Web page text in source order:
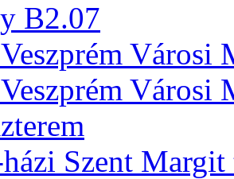
B2.07
Városi
Városi
Szent